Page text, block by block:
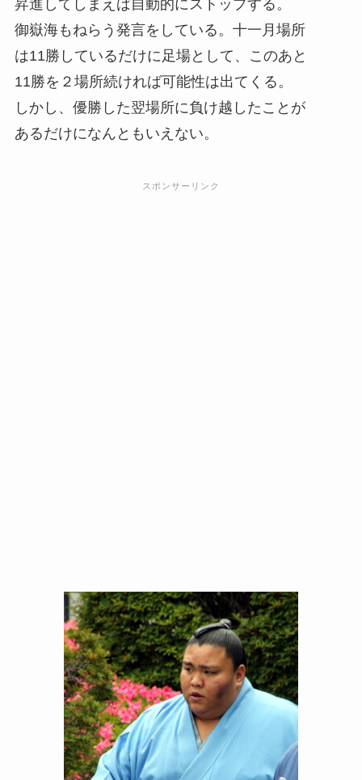
昇進してしまえば自動的にストップする。
御嶽海もねらう発言をしている。十一月場所
は11勝しているだけに足場として、このあと
11勝を２場所続ければ可能性は出てくる。
しかし、優勝した翌場所に負け越したことが
あるだけになんともいえない。
スポンサーリンク